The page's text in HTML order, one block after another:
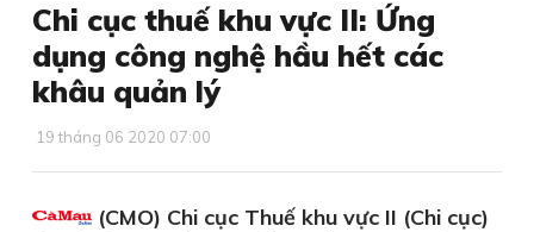
Chi cục thuế khu vực II: Ứng
dụng công nghệ hầu hết các
khâu quản lý
19 tháng 06 2020 07:00
(CMO) Chi cục Thuế khu vực II (Chi cục)